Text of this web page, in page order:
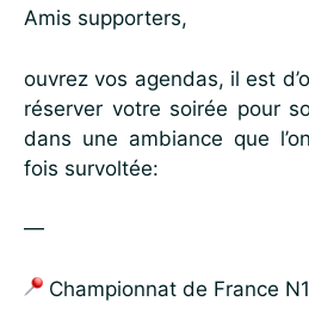
Amis supporters,
ouvrez vos agendas, il est
réserver votre soirée pour
dans une ambiance que
fois survoltée:
—
Championnat de France